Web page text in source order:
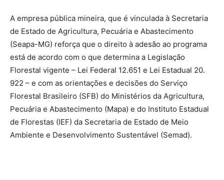
A empresa pública mineira, que é vinculada à Secretaria
de Estado de Agricultura, Pecuária e Abastecimento
(Seapa-MG) reforça que o direito à adesão ao programa
está de acordo com o que determina a Legislação
Florestal vigente – Lei Federal 12.651 e Lei Estadual 20.
922 – e com as orientações e decisões do Serviço
Florestal Brasileiro (SFB) do Ministérios da Agricultura,
Pecuária e Abastecimento (Mapa) e do Instituto Estadual
de Florestas (IEF) da Secretaria de Estado de Meio
Ambiente e Desenvolvimento Sustentável (Semad).